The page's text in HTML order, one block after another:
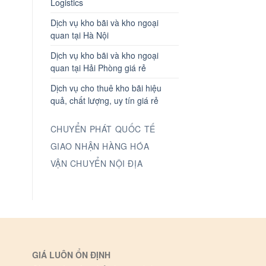
Dịch vụ kho bãi và kho ngoại
quan tại Hà Nội
Dịch vụ kho bãi và kho ngoại
quan tại Hải Phòng giá rẻ
Dịch vụ cho thuê kho bãi hiệu
quả, chất lượng, uy tín giá rẻ
CHUYỂN PHÁT QUỐC TẾ
GIAO NHẬN HÀNG HÓA
VẬN CHUYỂN NỘI ĐỊA
GIÁ LUÔN ỔN ĐỊNH